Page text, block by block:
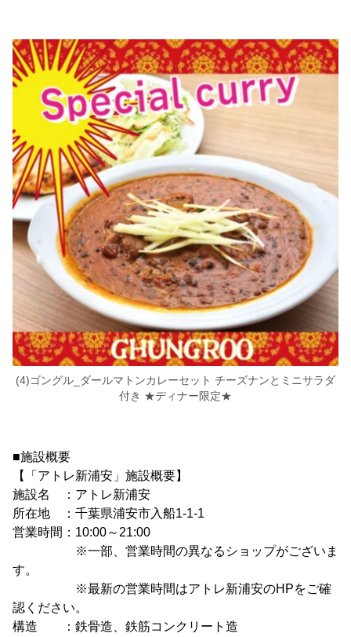
(4)ゴングル_ダールマトンカレーセット チーズナンとミニサラダ
付き ★ディナー限定★
■施設概要
【「アトレ新浦安」施設概要】
施設名 ：アトレ新浦安
所在地 ：千葉県浦安市入船1-1-1
営業時間：10:00～21:00
※一部、営業時間の異なるショップがございま
す。
※最新の営業時間はアトレ新浦安のHPをご確
認ください。
構造 ：鉄骨造、鉄筋コンクリート造